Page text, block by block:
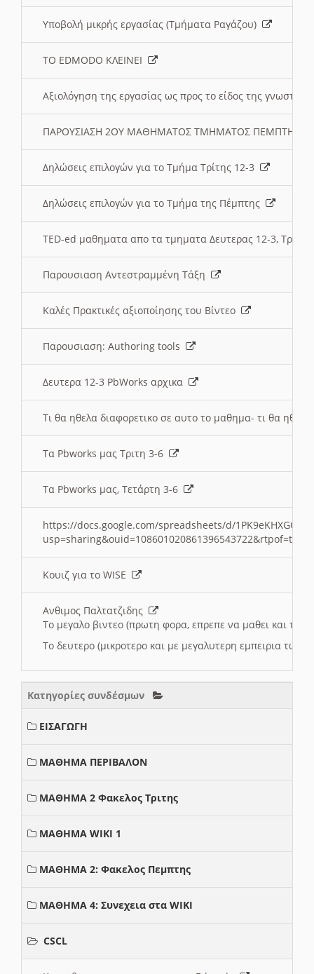
Υποβολή μικρής εργασίας (Τμήματα Ραγάζου)
ΤΟ EDMODO ΚΛΕΙΝΕΙ
Αξιολόγηση της εργασίας ως προς το είδος της
ΠΑΡΟΥΣΙΑΣΗ 2ΟΥ ΜΑΘΗΜΑΤΟΣ ΤΜΗΜΑΤΟΣ
Δηλώσεις επιλογών για το Τμήμα Τρίτης 12-3
Δηλώσεις επιλογών για το Τμήμα της Πέμπτης
TED-ed μαθηματα απο τα τμηματα Δευτερας 12-3,
Παρουσιαση Αντεστραμμένη Τάξη
Καλές Πρακτικές αξιοποίησης του Βίντεο
Παρουσιαση: Authoring tools
Δευτερα 12-3 PbWorks αρχικα
Τι θα ηθελα διαφορετικο σε αυτο το μαθημα- τι θα
Τα Pbworks μας Τριτη 3-6
Τα Pbworks μας, Τετάρτη 3-6
https://docs.google.com/spreadsheets/d/
Κουιζ για το WISE
Ανθιμος Παλτατζιδης
Το μεγαλο βιντεο (πρωτη φορα, επρεπε να μαθει και το
Το δευτερο (μικροτερο και με μεγαλυτερη εμπειρια
Κατηγορίες συνδέσμων
ΕΙΣΑΓΩΓΗ
ΜΑΘΗΜΑ ΠΕΡΙΒΑΛΟΝ
ΜΑΘΗΜΑ 2 Φακελος Τριτης
ΜΑΘΗΜΑ WIKI 1
ΜΑΘΗΜΑ 2: Φακελος Πεμπτης
ΜΑΘΗΜΑ 4: Συνεχεια στα WIKI
CSCL